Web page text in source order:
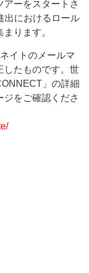
ーをスタートさ
出におけるロール
ります。
イトのメールマ
したものです。世
」の詳細
をご確認くださ